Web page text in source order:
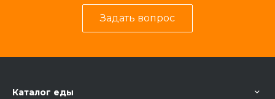
Задать вопрос
Каталог еды